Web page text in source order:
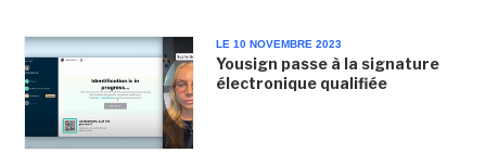
LE 10 NOVEMBRE 2023
Yousign passe à la signature
électronique qualifiée